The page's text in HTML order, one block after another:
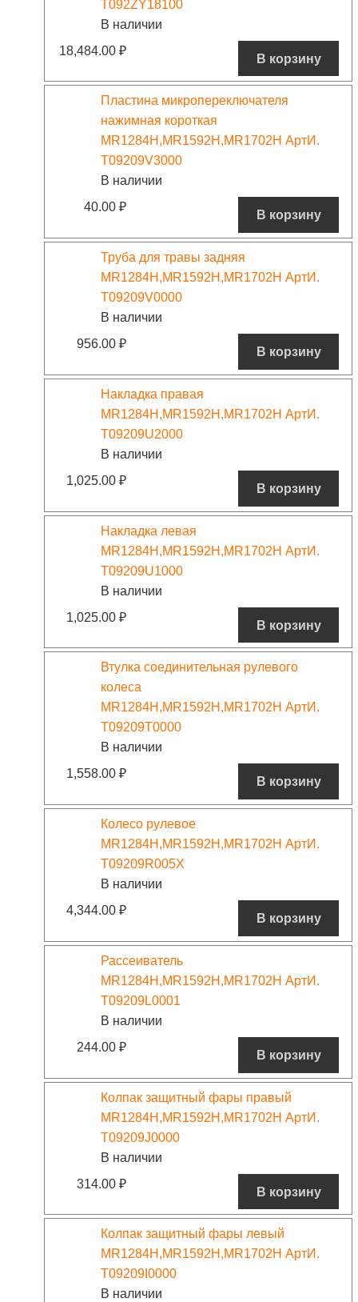
T092ZY18100
В наличии
18,484.00 ₽
В корзину
Пластина микропереключателя
нажимная короткая
MR1284H,MR1592H,MR1702H АртИ.
T09209V3000
В наличии
40.00 ₽
В корзину
Труба для травы задняя
MR1284H,MR1592H,MR1702H АртИ.
T09209V0000
В наличии
956.00 ₽
В корзину
Накладка правая
MR1284H,MR1592H,MR1702H АртИ.
T09209U2000
В наличии
1,025.00 ₽
В корзину
Накладка левая
MR1284H,MR1592H,MR1702H АртИ.
T09209U1000
В наличии
1,025.00 ₽
В корзину
Втулка соединительная рулевого
колеса
MR1284H,MR1592H,MR1702H АртИ.
T09209T0000
В наличии
1,558.00 ₽
В корзину
Колесо рулевое
MR1284H,MR1592H,MR1702H АртИ.
T09209R005X
В наличии
4,344.00 ₽
В корзину
Рассеиватель
MR1284H,MR1592H,MR1702H АртИ.
T09209L0001
В наличии
244.00 ₽
В корзину
Колпак защитный фары правый
MR1284H,MR1592H,MR1702H АртИ.
T09209J0000
В наличии
314.00 ₽
В корзину
Колпак защитный фары левый
MR1284H,MR1592H,MR1702H АртИ.
T09209I0000
В наличии